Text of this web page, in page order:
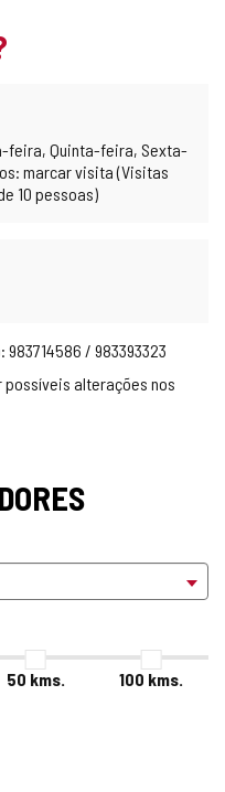
feira, Quinta-feira, Sexta-
marcar visita (Visitas
10 pessoas)
/ 983393323
alterações nos
50 kms. 100 kms.